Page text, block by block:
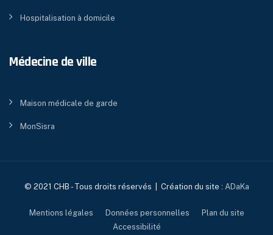
Hospitalisation à domicile
Médecine de ville
Maison médicale de garde
MonSisra
© 2021 CHB - Tous droits réservés | Création du site : ADaKa
Mentions légales Données personnelles
Plan du site
Accessibilité